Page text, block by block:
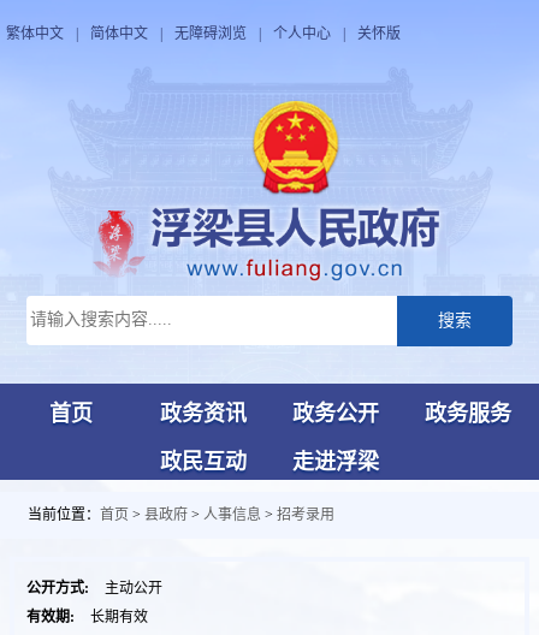
繁体中文 简体中文 无障碍浏览 个人中心 关怀版
搜索
首页 政务资讯 政务公开
政务服务
政民互动
走进浮梁
当前位置： 首页 > 县政府 > 人事信息 > 招考录用
公开方式:
主动公开
有效期:
长期有效